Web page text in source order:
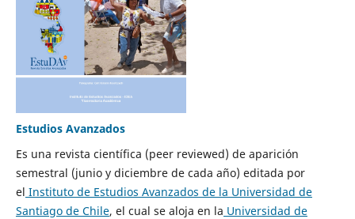
Estudios Avanzados
Es una revista científica (peer reviewed) de aparición
semestral (junio y diciembre de cada año) editada por
el Instituto de Estudios Avanzados de la Universidad de
Santiago de Chile, el cual se aloja en la Universidad de